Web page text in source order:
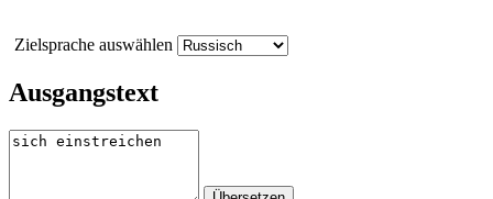
Zielsprache auswählen
Ausgangstext